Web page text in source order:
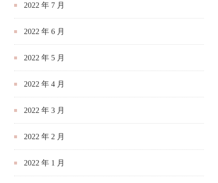
2022 年 7 月
2022 年 6 月
2022 年 5 月
2022 年 4 月
2022 年 3 月
2022 年 2 月
2022 年 1 月